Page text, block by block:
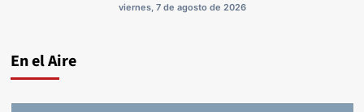
viernes, 7 de agosto de 2026
En el Aire